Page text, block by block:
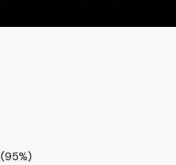
(95%)